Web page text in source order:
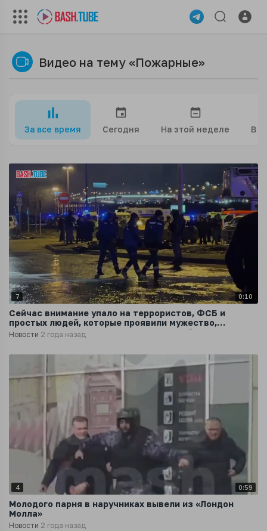
Видео на тему «Пожарные»
За все время Сегодня На этой неделе В
7 0:10
Сейчас внимание упало на террористов, ФСБ и
простых людей, которые проявили мужество,
приложив все силы для спасения людей
Новости 2 года назад
4 0:59
Молодого парня в наручниках вывели из «Лондон
Молла»
Новости 2 года назад